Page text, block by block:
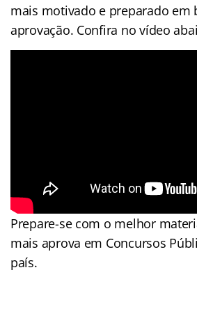
mais motivado e preparado em
aprovação. Confira no vídeo
Prepare-se com o melhor
mais aprova em Concursos
país.